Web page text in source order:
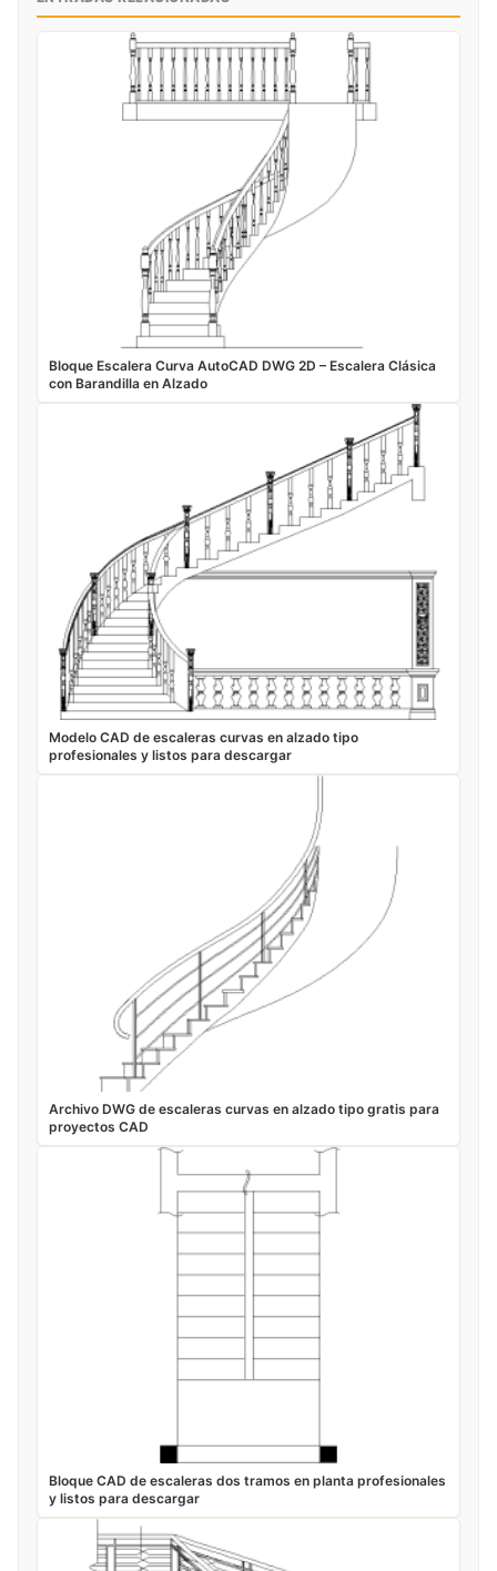
Bloque Escalera Curva AutoCAD DWG 2D – Escalera Clásica
con Barandilla en Alzado
Modelo CAD de escaleras curvas en alzado tipo
profesionales y listos para descargar
Archivo DWG de escaleras curvas en alzado tipo gratis para
proyectos CAD
Bloque CAD de escaleras dos tramos en planta profesionales
y listos para descargar